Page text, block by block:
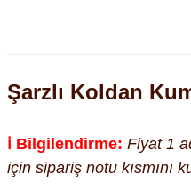
Şarzlı Koldan
ℹ️ Bilgilendirme: Fiyat 1
için sipariş notu kısmını